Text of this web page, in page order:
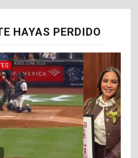
HAYAS PERDIDO